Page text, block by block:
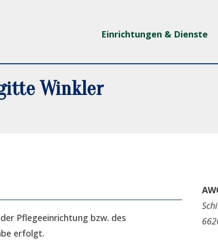
Einrichtungen & Dienste
Winkler
Pflegeeinrichtung bzw. des
erfolgt.